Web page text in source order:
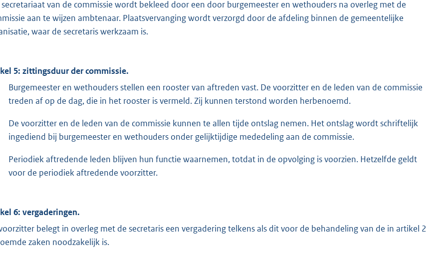
van de commissie wordt bekleed door een door burgemeester en wethouders na overleg met de
aan te wijzen ambtenaar. Plaatsvervanging wordt verzorgd door de afdeling binnen de gemeentelijke
waar de secretaris werkzaam is.
5: zittingsduur der commissie.
Burgemeester en wethouders stellen een rooster van aftreden vast. De voorzitter en de leden van de commissie
treden af op de dag, die in het rooster is vermeld. Zij kunnen terstond worden herbenoemd.
De voorzitter en de leden van de commissie kunnen te allen tijde ontslag nemen. Het ontslag wordt schriftelijk
ingediend bij burgemeester en wethouders onder gelijktijdige mededeling aan de commissie.
Periodiek aftredende leden blijven hun functie waarnemen, totdat in de opvolging is voorzien. Hetzelfde geldt
voor de periodiek aftredende voorzitter.
6: vergaderingen.
belegt in overleg met de secretaris een vergadering telkens als dit voor de behandeling van de in artikel 2
zaken noodzakelijk is.